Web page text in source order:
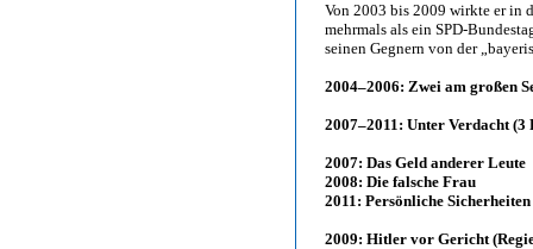
Von 2003 bis 2009 wirkte er in
mehrmals als ein SPD-
seinen Gegnern von der
2004–2006: Zwei am großen
2007–2011: Unter Verdacht
2007: Das Geld anderer Leute
2008: Die falsche Frau
2011: Persönliche Sicherheiten
2009: Hitler vor Gericht